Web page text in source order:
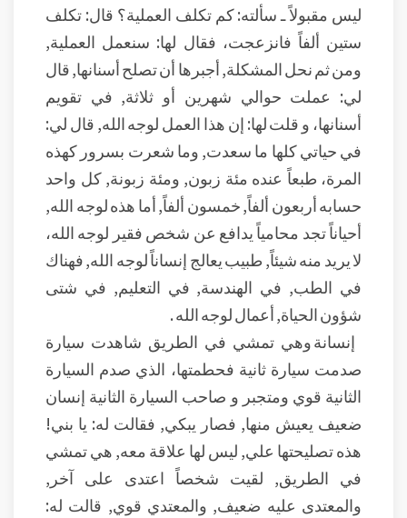
ليس مقبولاً ـ سألته: كم تكلف العملية؟ قال: تكلف
ستين ألفاً فانزعجت، فقال لها: سنعمل العملية,
ومن ثم نحل المشكلة, أجبرها أن تصلح أسنانها, قال
لي: عملت حوالي شهرين أو ثلاثة, في تقويم
أسنانها، و قلت لها: إن هذا العمل لوجه الله, قال لي:
في حياتي كلها ما سعدت, وما شعرت بسرور كهذه
المرة، طبعاً عنده مئة زبون, ومئة زبونة, كل واحد
حسابه أربعون ألفاً, خمسون ألفاً, أما هذه لوجه الله,
أحياناً تجد محامياً يدافع عن شخص فقير لوجه الله،
لا يريد منه شيئاً, طبيب يعالج إنساناً لوجه الله, فهناك
في الطب, في الهندسة, في التعليم, في شتى
شؤون الحياة, أعمال لوجه الله .
إنسانة وهي تمشي في الطريق شاهدت سيارة
صدمت سيارة ثانية فحطمتها، الذي صدم السيارة
الثانية قوي ومتجبر و صاحب السيارة الثانية إنسان
ضعيف يعيش منها, فصار يبكي, فقالت له: يا بني!
هذه تصليحتها علي, ليس لها علاقة معه, هي تمشي
في الطريق, لقيت شخصاً اعتدى على آخر,
والمعتدى عليه ضعيف, والمعتدي قوي, قالت له: